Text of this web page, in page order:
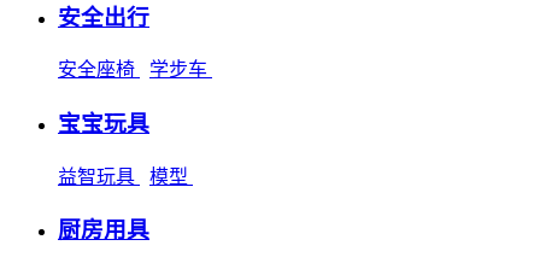
安全出行
安全座椅 学步车
宝宝玩具
益智玩具 模型
厨房用具